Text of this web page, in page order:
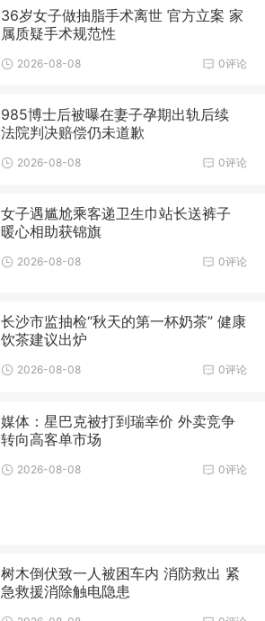
36岁女子做抽脂手术离世 官方立案 家
属质疑手术规范性
0评论
2026-08-08
985博士后被曝在妻子孕期出轨后续
法院判决赔偿仍未道歉
0评论
2026-08-08
女子遇尴尬乘客递卫生巾站长送裤子
暖心相助获锦旗
0评论
2026-08-08
长沙市监抽检“秋天的第一杯奶茶” 健康
饮茶建议出炉
0评论
2026-08-08
媒体：星巴克被打到瑞幸价 外卖竞争
转向高客单市场
0评论
2026-08-08
树木倒伏致一人被困车内 消防救出 紧
急救援消除触电隐患